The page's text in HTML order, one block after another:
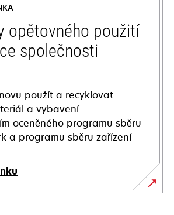
opětovného použití
společnosti
použít a recyklovat
a vybavení
oceněného programu sběru
a programu sběru zařízení